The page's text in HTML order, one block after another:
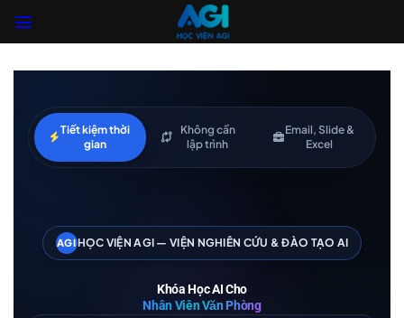
content
Tiết kiệm thời
gian
Không cần
lập trình
Email, Slide &
Excel
AGIHỌC VIỆN AGI — VIỆN NGHIÊN CỨU & ĐÀO TẠO AI
Khóa Học AI Cho
Nhân Viên Văn Phòng